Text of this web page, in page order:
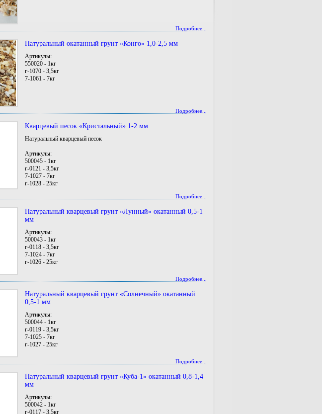
Подробнее...
Натуральный окатанный грунт «Конго» 1,0-2,5 мм
Артикулы:
550020 - 1кг
г-1070 - 3,5кг
7-1061 - 7кг
Подробнее...
Кварцевый песок «Кристальный» 1-2 мм
Натуральный кварцевый песок
Артикулы:
500045 - 1кг
г-0121 - 3,5кг
7-1027 - 7кг
г-1028 - 25кг
Подробнее...
Натуральный кварцевый грунт «Лунный» окатанный 0,5-1
мм
Артикулы:
500043 - 1кг
г-0118 - 3,5кг
7-1024 - 7кг
г-1026 - 25кг
Подробнее...
Натуральный кварцевый грунт «Солнечный» окатанный
0,5-1 мм
Артикулы:
500044 - 1кг
г-0119 - 3,5кг
7-1025 - 7кг
г-1027 - 25кг
Подробнее...
Натуральный кварцевый грунт «Куба-1» окатанный 0,8-1,4
мм
Артикулы:
500042 - 1кг
г-0117 - 3,5кг